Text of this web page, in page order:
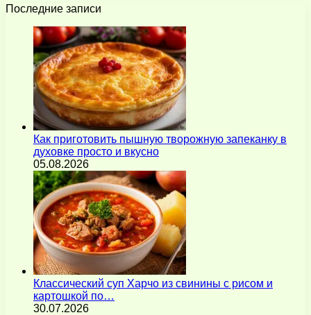
Последние записи
Как приготовить пышную творожную запеканку в
духовке просто и вкусно
05.08.2026
Классический суп Харчо из свинины с рисом и
картошкой по…
30.07.2026